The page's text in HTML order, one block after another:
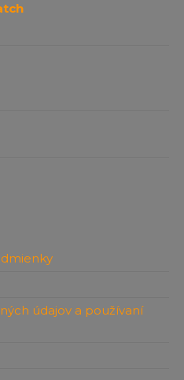
údajov a používaní